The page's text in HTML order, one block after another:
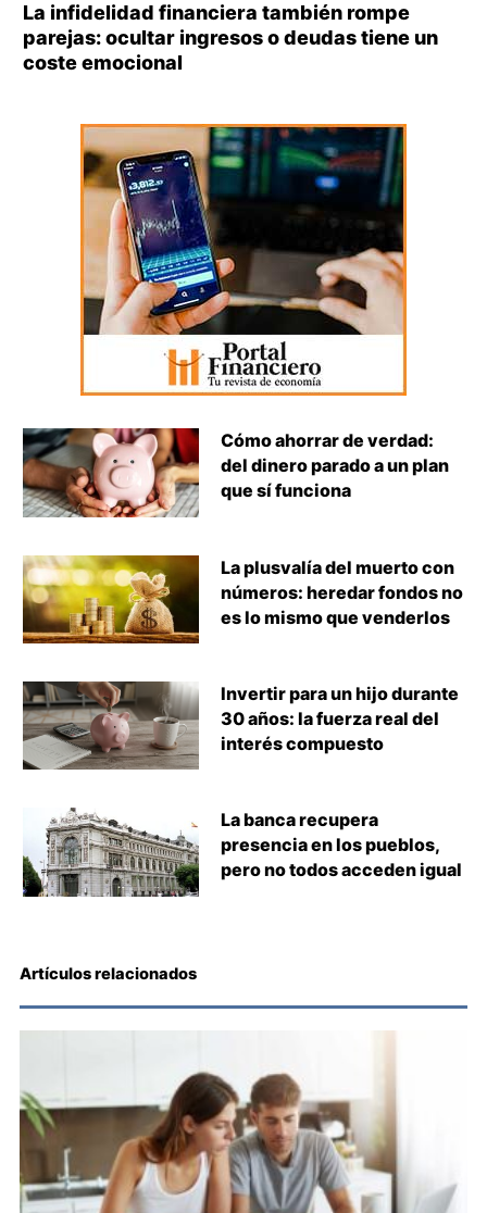
La infidelidad financiera también rompe
parejas: ocultar ingresos o deudas tiene un
coste emocional
Cómo ahorrar de verdad:
del dinero parado a un plan
que sí funciona
La plusvalía del muerto con
números: heredar fondos no
es lo mismo que venderlos
Invertir para un hijo durante
30 años: la fuerza real del
interés compuesto
La banca recupera
presencia en los pueblos,
pero no todos acceden igual
Artículos relacionados